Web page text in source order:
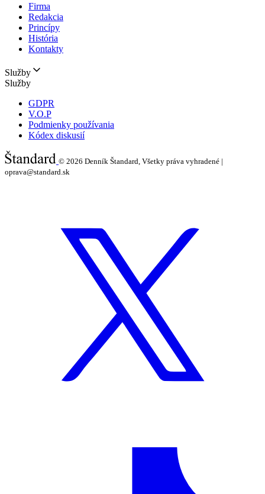
Firma
Redakcia
Princípy
História
Kontakty
Služby
Služby
GDPR
V.O.P
Podmienky používania
Kódex diskusií
© 2026 Denník Štandard, Všetky práva vyhradené |
oprava@standard.sk